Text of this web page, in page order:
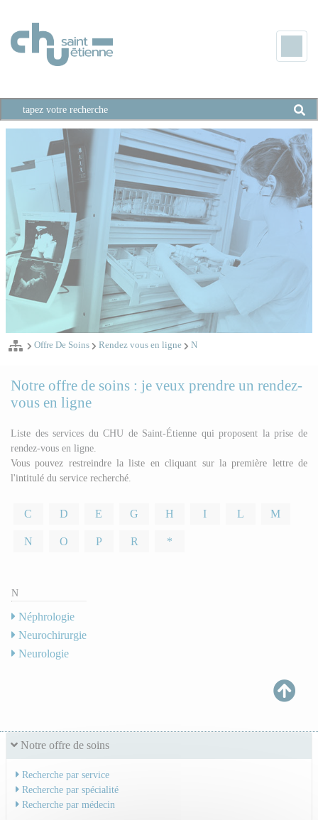
Offre De Soins Rendez vous en ligne N
Notre offre de soins
Recherche par service
Recherche par spécialité
Recherche par médecin
Notre offre de soins : je veux prendre un rendez-
vous en ligne
Liste des services du CHU de Saint-Étienne qui proposent la prise de
rendez-vous en ligne.
Vous pouvez restreindre la liste en cliquant sur la première lettre de
l'intitulé du service recherché.
C D E G H I L M
N O P R *
N
Néphrologie
Neurochirurgie
Neurologie